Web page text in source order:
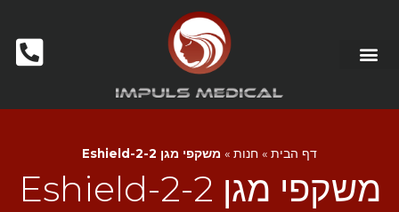
דף הבית » חנות » משקפי מגן Eshield-2-2
משקפי מגן Eshield-2-2